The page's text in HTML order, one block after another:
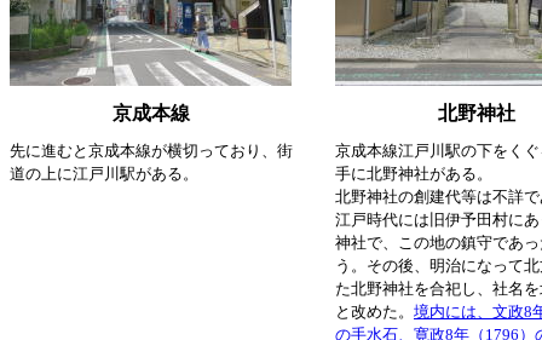
京成本線 北野神社
先に進むと京成本線が横切っており、街
道の上に江戸川駅がある。
京成本線江戸川駅の下をく
手に北野神社がある。
北野神社の創建代等は不詳
江戸時代には旧伊予田村に
神社で、この地の鎮守であ
う。その後、明治になって
た北野神社を合祀し、社名
と改めた。 境内には、文政8
の手水石、寛政8年（1796）